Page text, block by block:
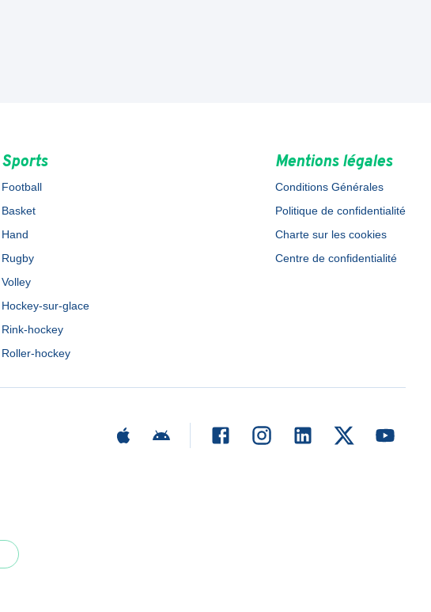
Sports
Football
Basket
Hand
Rugby
Volley
Hockey-sur-glace
Rink-hockey
Roller-hockey
Mentions légales
Conditions Générales
Politique de confidentialité
Charte sur les cookies
Centre de confidentialité